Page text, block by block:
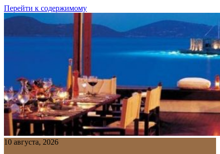
Перейти к содержимому
10 августа, 2026